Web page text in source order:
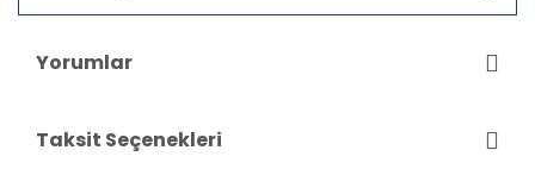
Yorumlar
Taksit Seçenekleri